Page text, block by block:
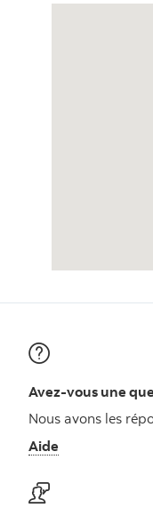
Avez-vous une
Nous avons les
Aide